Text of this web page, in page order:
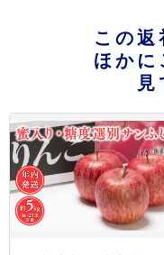
この返
ほかに
見